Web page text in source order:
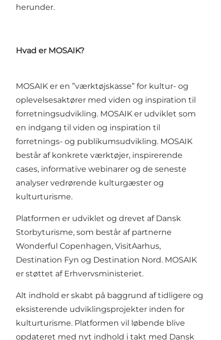
herunder.
Hvad er MOSAIK?
MOSAIK er en ”værktøjskasse” for kultur- og
oplevelsesaktører med viden og inspiration til
forretningsudvikling. MOSAIK er udviklet som
en indgang til viden og inspiration til
forretnings- og publikumsudvikling. MOSAIK
består af konkrete værktøjer, inspirerende
cases, informative webinarer og de seneste
analyser vedrørende kulturgæster og
kulturturisme.
Platformen er udviklet og drevet af Dansk
Storbyturisme, som består af partnerne
Wonderful Copenhagen, VisitAarhus,
Destination Fyn og Destination Nord. MOSAIK
er støttet af Erhvervsministeriet.
Alt indhold er skabt på baggrund af tidligere og
eksisterende udviklingsprojekter inden for
kulturturisme. Platformen vil løbende blive
opdateret med nyt indhold i takt med Dansk